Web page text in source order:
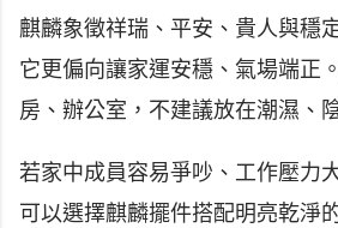
麒麟象徵祥瑞、平安、貴人與穩
它更偏向讓家運安穩、氣場端正
房、辦公室，不建議放在潮濕、
若家中成員容易爭吵、工作壓力
可以選擇麒麟擺件搭配明亮乾淨